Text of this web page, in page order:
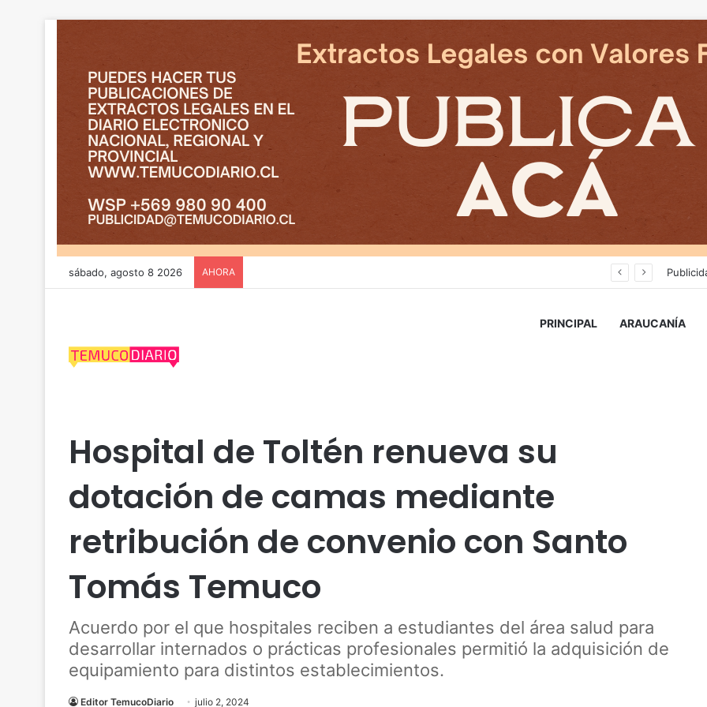
sábado, agosto 8 2026 AHORA
PRINCIPAL ARAUCANÍA
Hospital de Toltén renueva su
dotación de camas mediante
retribución de convenio con Santo
Tomás Temuco
Acuerdo por el que hospitales reciben a estudiantes del área salud para
desarrollar internados o prácticas profesionales permitió la adquisición de
equipamiento para distintos establecimientos.
Editor TemucoDiario julio 2, 2024